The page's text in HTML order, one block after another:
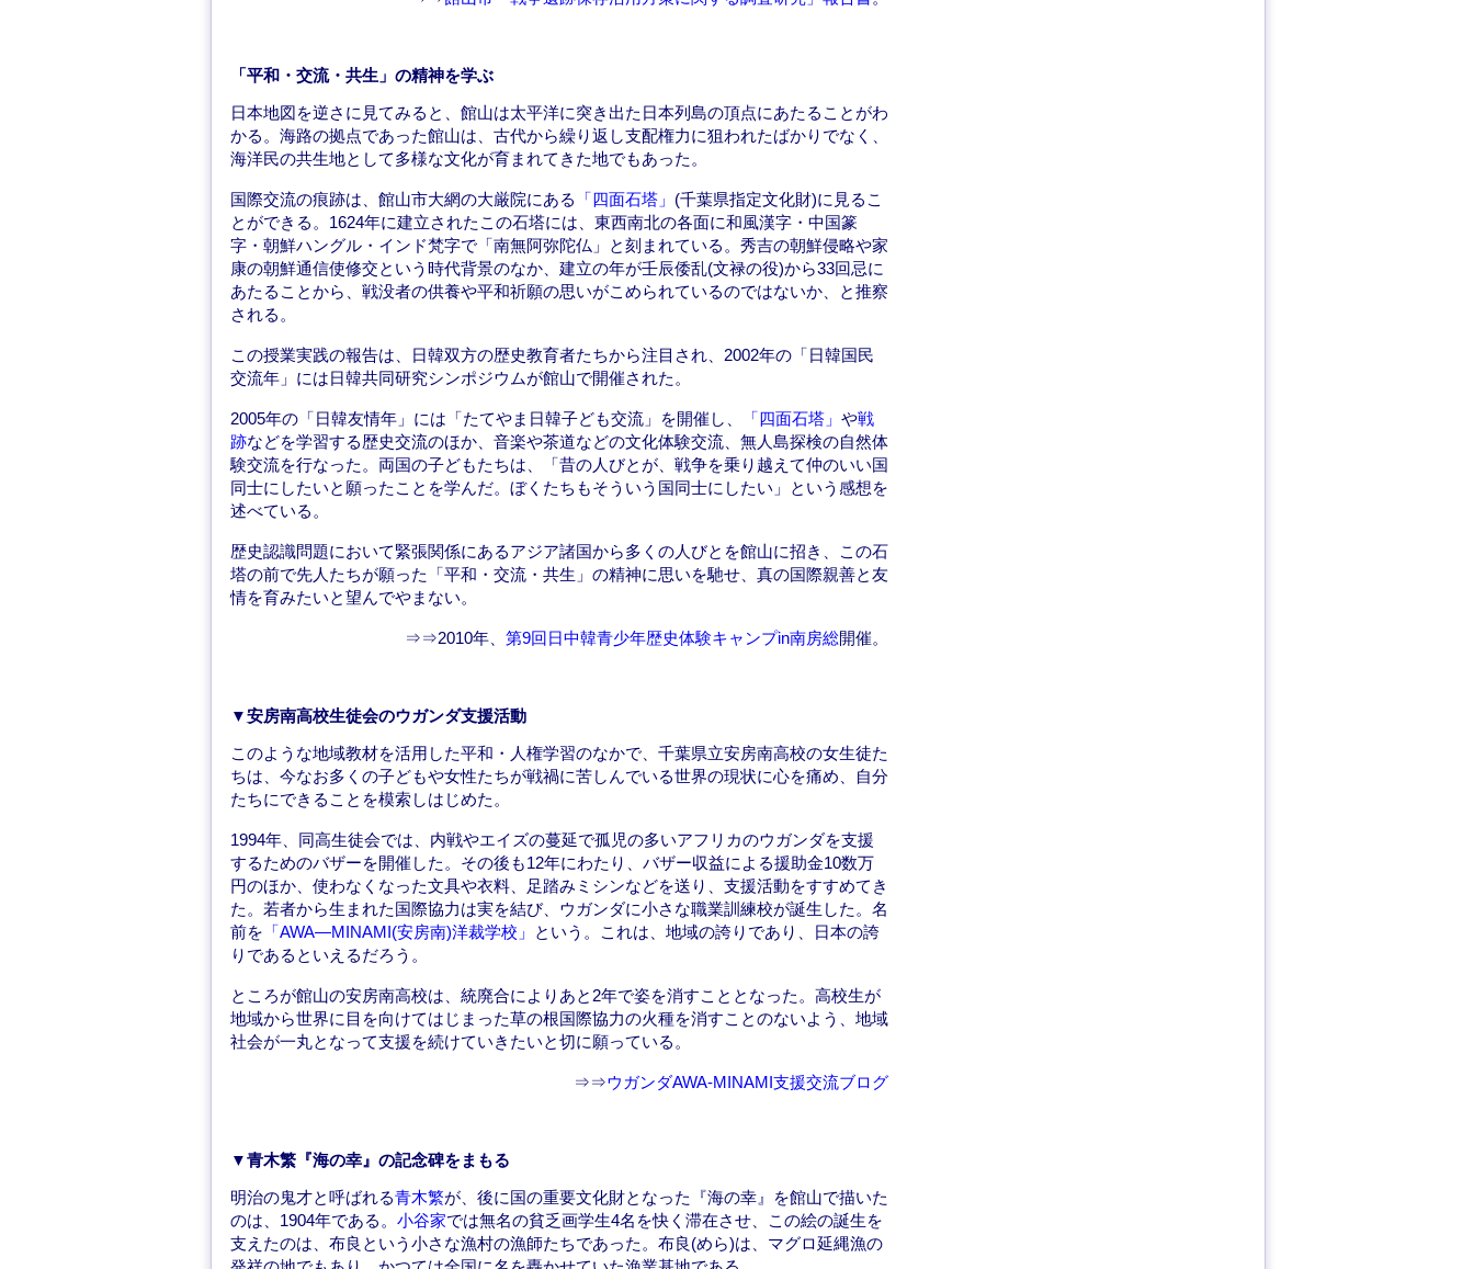
「平和・交流・共生」の精神を学ぶ
日本地図を逆さに見てみると、館山は太平洋に突き出た日本列島の頂点にあたることがわ
かる。海路の拠点であった館山は、古代から繰り返し支配権力に狙われたばかりでなく、
海洋民の共生地として多様な文化が育まれてきた地でもあった。
国際交流の痕跡は、館山市大網の大厳院にある 「四面石塔」 (千葉県指定文化財)に見るこ
とができる。1624年に建立されたこの石塔には、東西南北の各面に和風漢字・中国篆
字・朝鮮ハングル・インド梵字で「南無阿弥陀仏」と刻まれている。秀吉の朝鮮侵略や家
康の朝鮮通信使修交という時代背景のなか、建立の年が壬辰倭乱(文禄の役)から33回忌に
あたることから、戦没者の供養や平和祈願の思いがこめられているのではないか、と推察
される。
この授業実践の報告は、日韓双方の歴史教育者たちから注目され、2002年の「日韓国民
交流年」には日韓共同研究シンポジウムが館山で開催された。
2005年の「日韓友情年」には「たてやま日韓子ども交流」を開催し、 「四面石塔」 や戦
跡などを学習する歴史交流のほか、音楽や茶道などの文化体験交流、無人島探検の自然体
験交流を行なった。両国の子どもたちは、「昔の人びとが、戦争を乗り越えて仲のいい国
同士にしたいと願ったことを学んだ。ぼくたちもそういう国同士にしたい」という感想を
述べている。
歴史認識問題において緊張関係にあるアジア諸国から多くの人びとを館山に招き、この石
塔の前で先人たちが願った「平和・交流・共生」の精神に思いを馳せ、真の国際親善と友
情を育みたいと望んでやまない。
⇒⇒2010年、 第9回日中韓青少年歴史体験キャンプin南房総開催。
▼安房南高校生徒会のウガンダ支援活動
このような地域教材を活用した平和・人権学習のなかで、千葉県立安房南高校の女生徒た
ちは、今なお多くの子どもや女性たちが戦禍に苦しんでいる世界の現状に心を痛め、自分
たちにできることを模索しはじめた。
1994年、同高生徒会では、内戦やエイズの蔓延で孤児の多いアフリカのウガンダを支援
するためのバザーを開催した。その後も12年にわたり、バザー収益による援助金10数万
円のほか、使わなくなった文具や衣料、足踏みミシンなどを送り、支援活動をすすめてき
た。若者から生まれた国際協力は実を結び、ウガンダに小さな職業訓練校が誕生した。名
前を 「AWA—MINAMI(安房南)洋裁学校」
という。これは、地域の誇りであり、日本の誇
りであるといえるだろう。
ところが館山の安房南高校は、統廃合によりあと2年で姿を消すこととなった。高校生が
地域から世界に目を向けてはじまった草の根国際協力の火種を消すことのないよう、地域
社会が一丸となって支援を続けていきたいと切に願っている。
⇒⇒ウガンダAWA-MINAMI支援交流ブログ
▼青木繁『海の幸』の記念碑をまもる
明治の鬼才と呼ばれる青木繁が、後に国の重要文化財となった『海の幸』を館山で描いた
のは、1904年である。 小谷家では無名の貧乏画学生4名を快く滞在させ、この絵の誕生を
支えたのは、布良という小さな漁村の漁師たちであった。布良(めら)は、マグロ延縄漁の